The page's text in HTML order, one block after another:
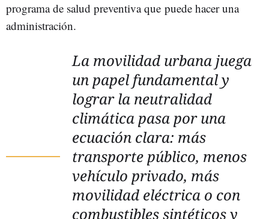
programa de salud preventiva que puede hacer una
administración.
La movilidad urbana juega
un papel fundamental y
lograr la neutralidad
climática pasa por una
ecuación clara: más
transporte público, menos
vehículo privado, más
movilidad eléctrica o con
combustibles sintéticos y